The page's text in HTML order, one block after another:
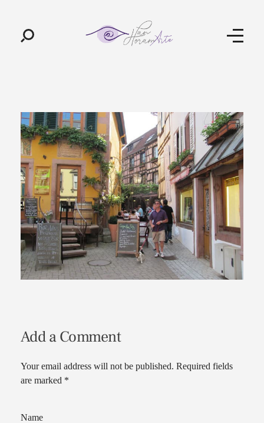
Add a Comment
Your email address will not be published. Required fields
are marked *
Name